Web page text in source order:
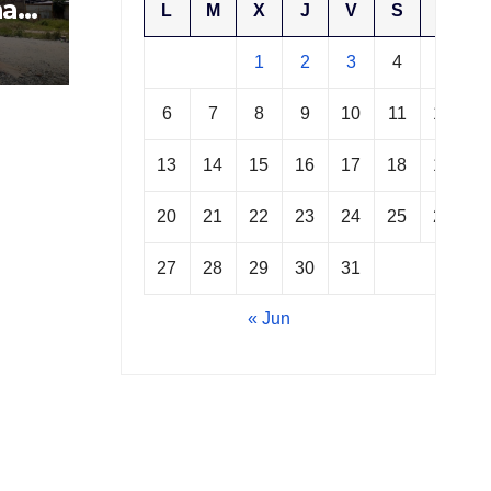
L M X J V S
1 2 3 4
6 7 8 9 10 11 12
13 14 15 16 17 18 19
20 21 22 23 24 25 26
27 28 29 30 31
« Jun